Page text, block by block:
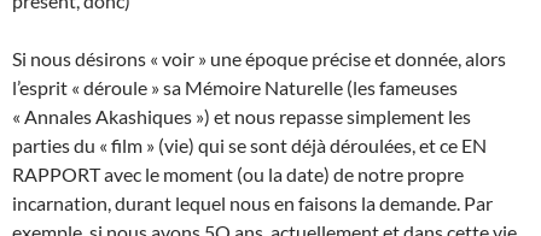
Si nous désirons « voir » une époque précise et donnée, alors
l’esprit « déroule » sa Mémoire Naturelle (les fameuses
« Annales Akashiques ») et nous repasse simplement les
parties du « film » (vie) qui se sont déjà déroulées, et ce EN
RAPPORT avec le moment (ou la date) de notre propre
incarnation, durant lequel nous en faisons la demande. Par
exemple, si nous avons 5O ans, actuellement et dans cette vie,